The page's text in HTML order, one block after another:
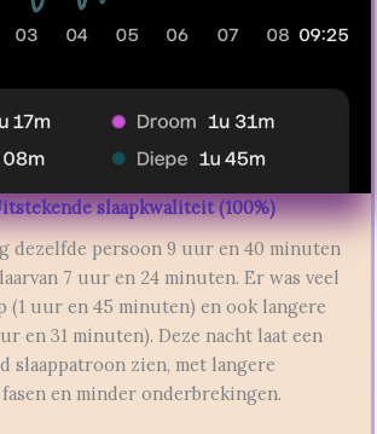
slaapkwaliteit (100%)
dezelfde persoon 9 uur en 40 minuten
7 uur en 24 minuten. Er was veel
(1 uur en 45 minuten) en ook langere
en 31 minuten). Deze nacht laat een
slaappatroon zien, met langere
en minder onderbrekingen.